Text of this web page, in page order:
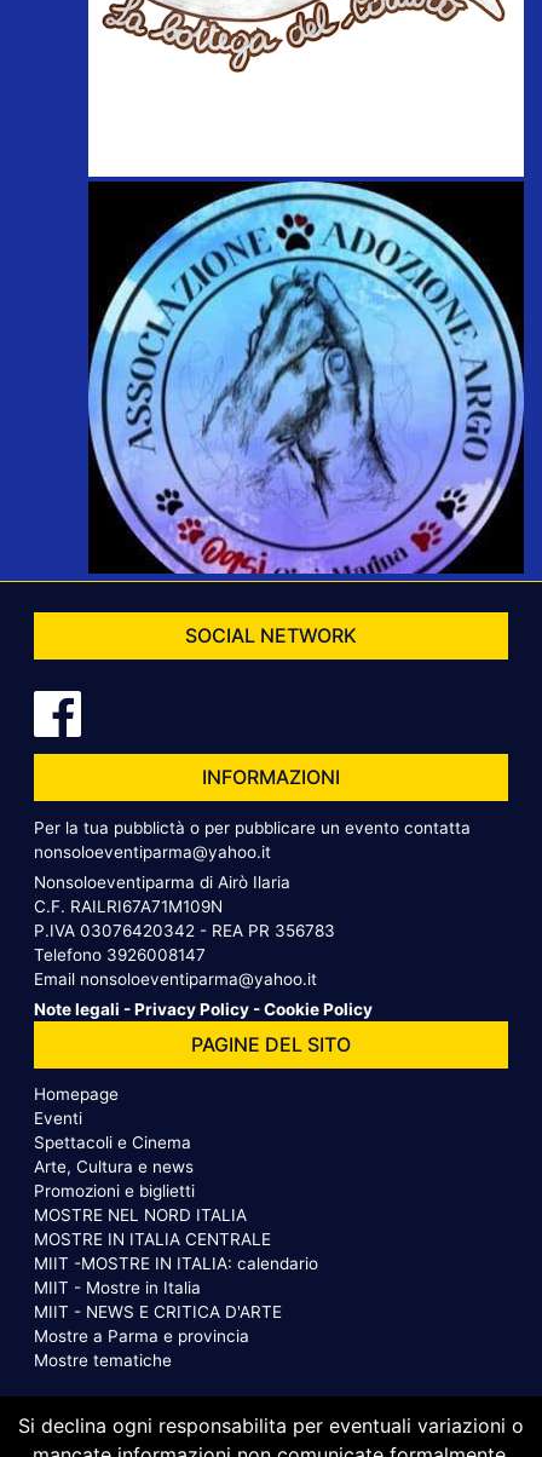
SOCIAL NETWORK
INFORMAZIONI
Per la tua pubblictà o per pubblicare un evento contatta
nonsoloeventiparma@yahoo.it
Nonsoloeventiparma di Airò Ilaria
C.F. RAILRI67A71M109N
P.IVA 03076420342 - REA PR 356783
Telefono 3926008147
Email nonsoloeventiparma@yahoo.it
Note legali -Privacy Policy -Cookie Policy
PAGINE DEL SITO
Homepage
Eventi
Spettacoli e Cinema
Arte, Cultura e news
Promozioni e biglietti
MOSTRE NEL NORD ITALIA
MOSTRE IN ITALIA CENTRALE
MIIT -MOSTRE IN ITALIA: calendario
MIIT - Mostre in Italia
MIIT - NEWS E CRITICA D'ARTE
Mostre a Parma e provincia
Mostre tematiche
Si declina ogni responsabilita per eventuali variazioni o